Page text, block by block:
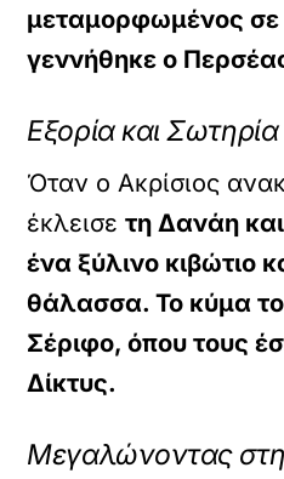
μεταμορφωμένος σε
γεννήθηκε ο
Εξορία και Σωτηρία
Όταν ο Ακρίσιος
έκλεισετη Δανάη
ένα ξύλινο κιβώτιο
θάλασσα. Το κύμα
Σέριφο, όπου τους
Δίκτυς.
Μεγαλώνοντας